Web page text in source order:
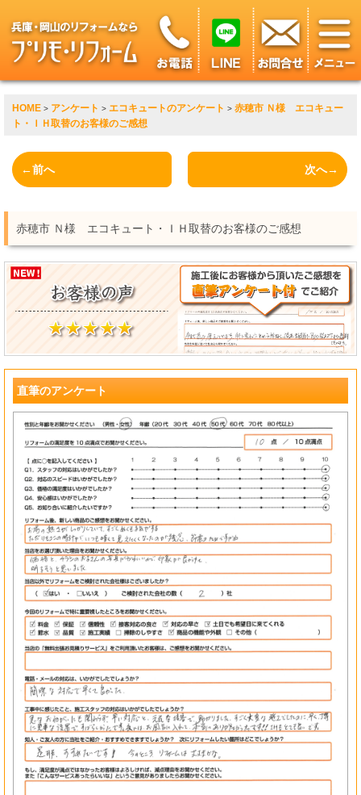
HOME > アンケート > エコキュートのアンケート > 赤穂市 Ｎ様 エコキュー
ト・ＩＨ取替のお客様のご感想
←前へ 次へ→
赤穂市 Ｎ様 エコキュート・ＩＨ取替のお客様のご感想
直筆のアンケート